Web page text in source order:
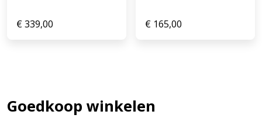
€339,00 € 165,00
Goedkoop winkelen